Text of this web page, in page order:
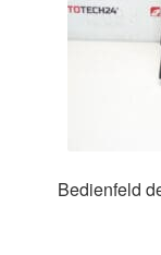
Bedienfeld